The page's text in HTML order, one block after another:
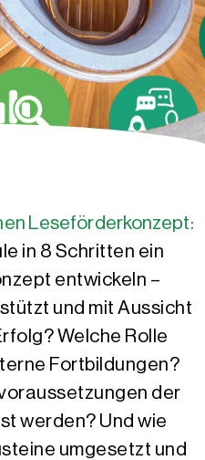
Leseförderkonzept:
in 8 Schritten ein
entwickeln –
und mit Aussicht
Welche Rolle
Fortbildungen?
der
werden? Und wie
umgesetzt und